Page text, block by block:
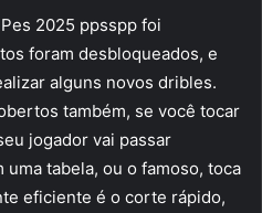
2025 ppsspp foi
foram desbloqueados, e
alguns novos dribles.
também, se você tocar
jogador vai passar
tabela, ou o famoso, toca
eficiente é o corte rápido,